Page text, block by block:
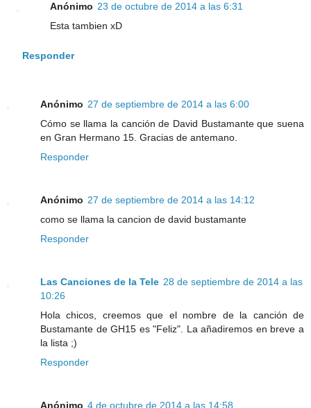
Anónimo 23 de octubre de 2014 a las 6:31
Esta tambien xD
Responder
Anónimo 27 de septiembre de 2014 a las 6:00
Cómo se llama la canción de David Bustamante que suena
en Gran Hermano 15. Gracias de antemano.
Responder
Anónimo 27 de septiembre de 2014 a las 14:12
como se llama la cancion de david bustamante
Responder
Las Canciones de la Tele 28 de septiembre de 2014 a las
10:26
Hola chicos, creemos que el nombre de la canción de
Bustamante de GH15 es "Feliz". La añadiremos en breve a
la lista ;)
Responder
Anónimo 4 de octubre de 2014 a las 14:58